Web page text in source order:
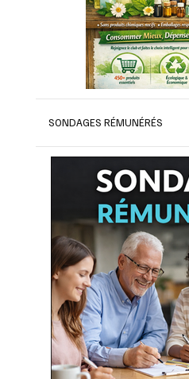
SONDAGES RÉMUNÉRÉS